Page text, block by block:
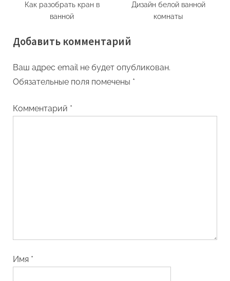
Как разобрать кран в
ванной
Дизайн белой ванной
комнаты
Добавить комментарий
Ваш адрес email не будет опубликован.
Обязательные поля помечены *
Комментарий *
Имя *